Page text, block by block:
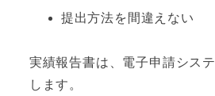
提出方法を間違えない
実績報告書は、電子申請シス
します。